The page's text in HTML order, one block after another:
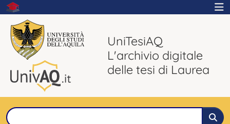
UniTesiAQ
L'archivio digitale
delle tesi di Laurea